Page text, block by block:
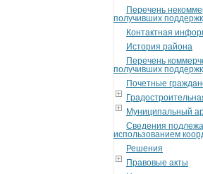
Перечень
получивших
Контактная
История района
Перечень
получивших
Почетные
Муниципальный
Сведения
использованием
Решения
Правовые акты